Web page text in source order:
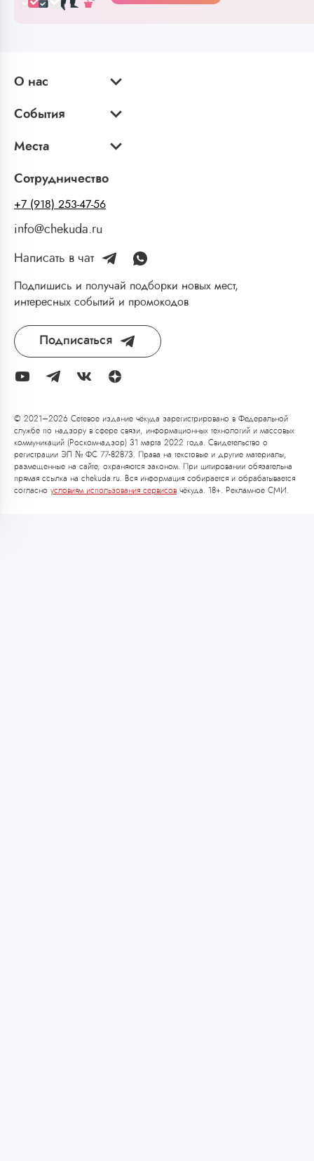
О нас
События
Места
Сотрудничество
+7 (918) 253-47-56
info@chekuda.ru
Написать в чат
Подпишись и получай подборки новых мест,
интересных событий и промокодов
Подписаться
© 2021–2026 Сетевое издание чёкуда зарегистрировано в Федеральной
службе по надзору в сфере связи, информационных технологий и массовых
коммуникаций (Роскомнадзор) 31 марта 2022 года. Свидетельство о
регистрации ЭЛ № ФС 77-82873. Права на текстовые и другие материалы,
размещенные на сайте, охраняются законом. При цитировании обязательна
прямая ссылка на chekuda.ru. Вся информация собирается и обрабатывается
согласно условиям использования сервисов чёкуда. 18+. Рекламное СМИ.